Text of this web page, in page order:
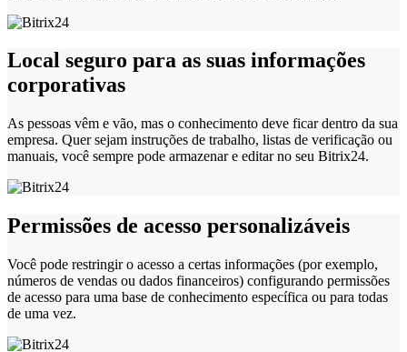
Local seguro para as suas informações
corporativas
As pessoas vêm e vão, mas o conhecimento deve ficar dentro da sua
empresa. Quer sejam instruções de trabalho, listas de verificação ou
manuais, você sempre pode armazenar e editar no seu Bitrix24.
Permissões de acesso personalizáveis
Você pode restringir o acesso a certas informações (por exemplo,
números de vendas ou dados financeiros) configurando permissões
de acesso para uma base de conhecimento específica ou para todas
de uma vez.